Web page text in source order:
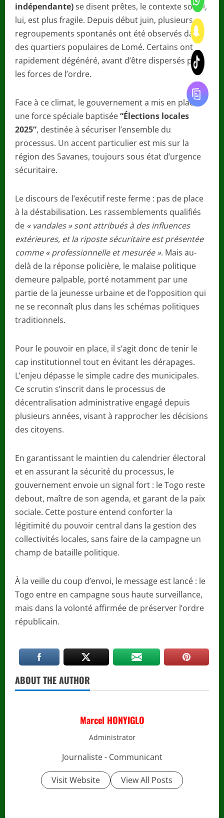
indépendante)se disent prêtes, le contexte social,
lui, est plus fragile. Depuis début juin, plusieurs
regroupements spontanés ont été observés dans
des quartiers populaires de Lomé. Certains ont
rapidement dégénéré, avant d’être dispersés par
les forces de l’ordre.
Face à ce climat, le gouvernement a mis en place
une force spéciale baptisée“Élections locales
2025”, destinée à sécuriser l’ensemble du
processus. Un accent particulier est mis sur la
région des Savanes, toujours sous état d’urgence
sécuritaire.
Le discours de l’exécutif reste ferme : pas de place
à la déstabilisation. Les rassemblements qualifiés
de « vandales » sont attribués à des influences
extérieures, et la riposte sécuritaire est présentée
comme « professionnelle et mesurée ». Mais au-
delà de la réponse policière, le malaise politique
demeure palpable, porté notamment par une
partie de la jeunesse urbaine et de l’opposition qui
ne se reconnaît plus dans les schémas politiques
traditionnels.
Pour le pouvoir en place, il s’agit donc de tenir le
cap institutionnel tout en évitant les dérapages.
L’enjeu dépasse le simple cadre des municipales.
Ce scrutin s’inscrit dans le processus de
décentralisation administrative engagé depuis
plusieurs années, visant à rapprocher les décisions
des citoyens.
En garantissant le maintien du calendrier électoral
et en assurant la sécurité du processus, le
gouvernement envoie un signal fort : le Togo reste
debout, maître de son agenda, et garant de la paix
sociale. Cette posture entend conforter la
légitimité du pouvoir central dans la gestion des
collectivités locales, sans faire de la campagne un
champ de bataille politique.
À la veille du coup d’envoi, le message est lancé : le
Togo entre en campagne sous haute surveillance,
mais dans la volonté affirmée de préserver l’ordre
républicain.
ABOUT THE AUTHOR
Marcel HONYIGLO
Administrator
Journaliste - Communicant
Visit Website View All Posts